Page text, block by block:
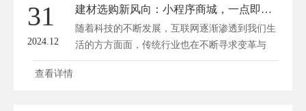
31
2024.12
建材选购新风向：小程序商城，一点即达，装修不再繁！
随着科技的不断发展，互联网逐渐渗透到我们生
活的方方面面，传统行业也在不断寻求变革与
创...
查看详情